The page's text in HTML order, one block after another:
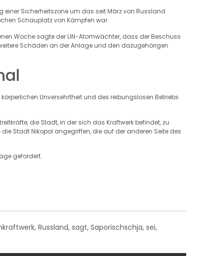
einer Sicherheitszone um das seit März von Russland
Schauplatz von Kämpfen war.
Woche sagte der UN-Atomwächter, dass der Beschuss
Schäden an der Anlage und den dazugehörigen
Unversehrtheit und des reibungslosen Betriebs
die Stadt, in der sich das Kraftwerk befindet, zu
Stadt Nikopol angegriffen, die auf der anderen Seite des
gefordert.
, Russland, sagt, Saporischschja, sei,